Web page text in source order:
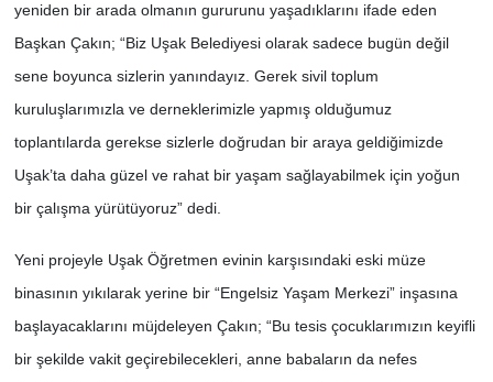
yeniden bir arada olmanın gururunu yaşadıklarını ifade eden
Başkan Çakın; “Biz Uşak Belediyesi olarak sadece bugün değil
sene boyunca sizlerin yanındayız. Gerek sivil toplum
kuruluşlarımızla ve derneklerimizle yapmış olduğumuz
toplantılarda gerekse sizlerle doğrudan bir araya geldiğimizde
Uşak’ta daha güzel ve rahat bir yaşam sağlayabilmek için yoğun
bir çalışma yürütüyoruz” dedi.
Yeni projeyle Uşak Öğretmen evinin karşısındaki eski müze
binasının yıkılarak yerine bir “Engelsiz Yaşam Merkezi” inşasına
başlayacaklarını müjdeleyen Çakın; “Bu tesis çocuklarımızın keyifli
bir şekilde vakit geçirebilecekleri, anne babaların da nefes